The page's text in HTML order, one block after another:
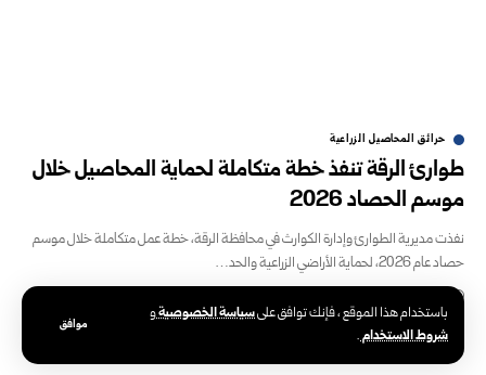
باستخدام هذا الموقع ، فإنك توافق علىسياسة الخصوصيةو
شروط الاستخدام.
موافق
حرائق المحاصيل الزراعية
طوارئ الرقة تنفذ خطة متكاملة لحماية المحاصيل خلال
موسم الحصاد 2026
نفذت مديرية الطوارئ وإدارة الكوارث في محافظة الرقة، خطة عمل متكاملة خلال موسم
حصاد عام 2026، لحماية الأراضي الزراعية والحد…